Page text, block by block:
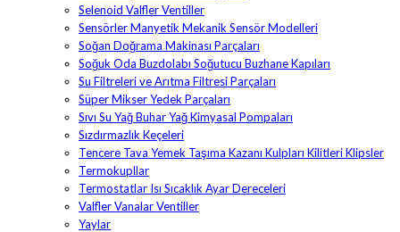
Selenoid Valfler Ventiller
Sensörler Manyetik Mekanik Sensör Modelleri
Soğan Doğrama Makinası Parçaları
Soğuk Oda Buzdolabı Soğutucu Buzhane Kapıları
Su Filtreleri ve Arıtma Filtresi Parçaları
Süper Mikser Yedek Parçaları
Sıvı Su Yağ Buhar Yağ Kimyasal Pompaları
Sızdırmazlık Keçeleri
Tencere Tava Yemek Taşıma Kazanı Kulpları Kilitleri Klipsler
Termokupllar
Termostatlar Isı Sıcaklık Ayar Dereceleri
Valfler Vanalar Ventiller
Yaylar